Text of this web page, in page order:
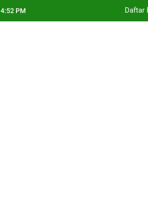
PM
Daftar